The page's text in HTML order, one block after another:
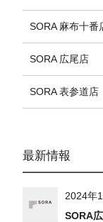
SORA 麻布十番
SORA 広尾店
SORA 表参道店
最新情報
2024年
SORA